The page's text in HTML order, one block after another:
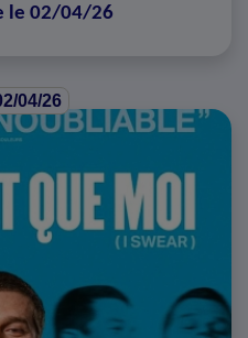
le 02/04/26
04/26